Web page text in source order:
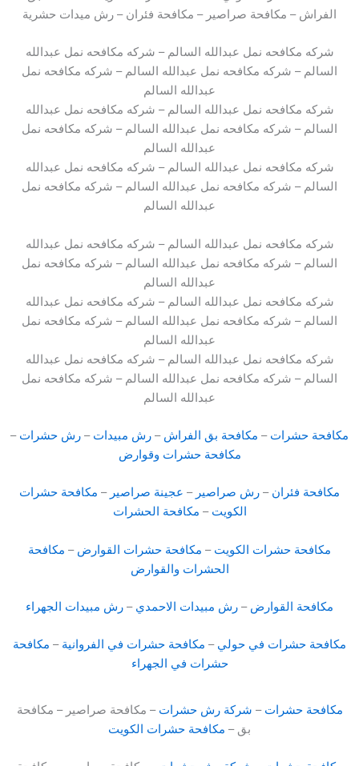
الفراش – مكافحة صراصير – مكافحة فئران – رش ميدات حشرية
شركه مكافحه نمل عبدالله السالم – شركه مكافحه نمل عبدالله
السالم – شركه مكافحه نمل عبدالله السالم – شركه مكافحه نمل
عبدالله السالم
شركه مكافحه نمل عبدالله السالم – شركه مكافحه نمل عبدالله
السالم – شركه مكافحه نمل عبدالله السالم – شركه مكافحه نمل
عبدالله السالم
شركه مكافحه نمل عبدالله السالم – شركه مكافحه نمل عبدالله
السالم – شركه مكافحه نمل عبدالله السالم – شركه مكافحه نمل
عبدالله السالم
شركه مكافحه نمل عبدالله السالم – شركه مكافحه نمل عبدالله
السالم – شركه مكافحه نمل عبدالله السالم – شركه مكافحه نمل
عبدالله السالم
شركه مكافحه نمل عبدالله السالم – شركه مكافحه نمل عبدالله
السالم – شركه مكافحه نمل عبدالله السالم – شركه مكافحه نمل
عبدالله السالم
شركه مكافحه نمل عبدالله السالم – شركه مكافحه نمل عبدالله
السالم – شركه مكافحه نمل عبدالله السالم – شركه مكافحه نمل
عبدالله السالم
مكافحة حشرات – مكافحة بق الفراش – رش مبيدات – رش حشرات –
مكافحة حشرات وقوارض
مكافحة فئران – رش صراصير – عجينة صراصير – مكافحة حشرات
الكويت – مكافحة الحشرات
مكافحة حشرات الكويت – مكافحة حشرات القوارض – مكافحة
الحشرات والقوارض
مكافحة القوارض – رش مبيدات الاحمدي – رش مبيدات الجهراء
مكافحة حشرات في حولي – مكافحة حشرات في الفروانية – مكافحة
حشرات في الجهراء
مكافحة حشرات – شركة رش حشرات – مكافحة صراصير – مكافحة
بق – مكافحة حشرات الكويت